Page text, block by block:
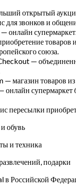
открытый
для звонков и
онлайн
товаров
союза.
—
— магазин товаров
онлайн супермаркет
пересылки
обувь
и техника
подарки
в Российской